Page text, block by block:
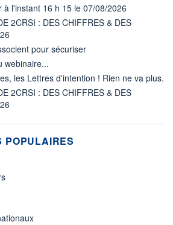
à l'instant 16 h 15 le 07/08/2026
2CRSI : DES CHIFFRES & DES
pour sécuriser
webinaire...
les Lettres d'intention ! Rien ne va plus.
2CRSI : DES CHIFFRES & DES
POPULAIRES